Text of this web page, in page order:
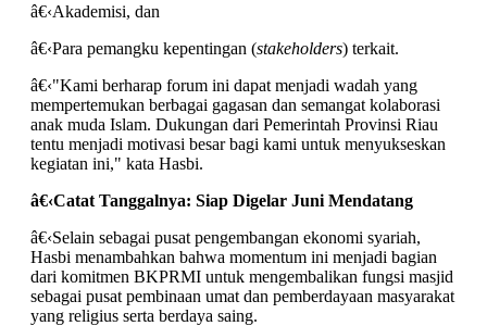
â€‹Akademisi, dan
â€‹Para pemangku kepentingan (stakeholders) terkait.
â€‹"Kami berharap forum ini dapat menjadi wadah yang
mempertemukan berbagai gagasan dan semangat kolaborasi
anak muda Islam. Dukungan dari Pemerintah Provinsi Riau
tentu menjadi motivasi besar bagi kami untuk menyukseskan
kegiatan ini," kata Hasbi.
â€‹Catat Tanggalnya: Siap Digelar Juni Mendatang
â€‹Selain sebagai pusat pengembangan ekonomi syariah,
Hasbi menambahkan bahwa momentum ini menjadi bagian
dari komitmen BKPRMI untuk mengembalikan fungsi masjid
sebagai pusat pembinaan umat dan pemberdayaan masyarakat
yang religius serta berdaya saing.